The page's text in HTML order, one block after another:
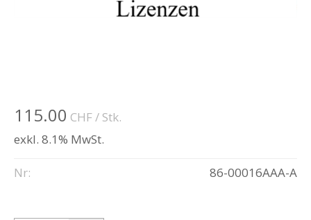
115.00 CHF/ Stk.
exkl. 8.1% MwSt.
Nr: 86-00016AAA-A